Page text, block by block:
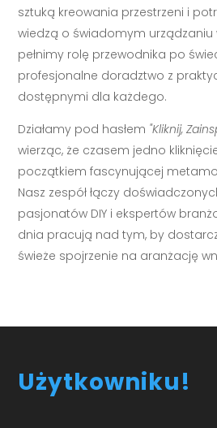
sztuką kreowania przestrzeni i
wiedzą o świadomym urządzaniu
pełnimy rolę przewodnika po
profesjonalne doradztwo z
dostępnymi dla każdego.
Działamy pod hasłem "Kliknij,
wierząc, że czasem jedno
początkiem fascynującej
Nasz zespół łączy
pasjonatów DIY i ekspertów
dnia pracują nad tym, by
świeże spojrzenie na aranżację
Użytkowniku!